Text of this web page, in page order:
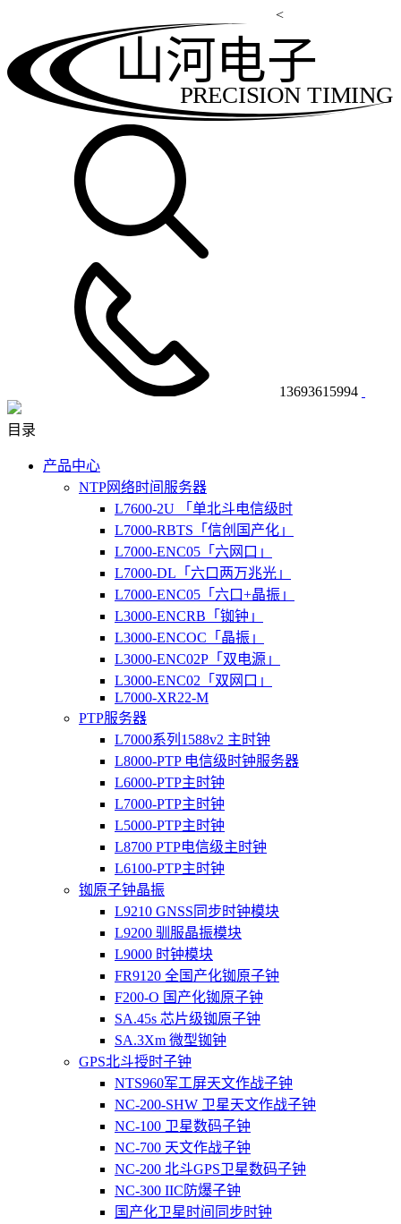
<
PRECISION TIMING
山河电子
13693615994
目录
产品中心
NTP网络时间服务器
L7600-2U 「单北斗电信级时
L7000-RBTS「信创国产化」
L7000-ENC05「六网口」
L7000-DL「六口两万兆光」
L7000-ENC05「六口+晶振」
L3000-ENCRB「铷钟」
L3000-ENCOC「晶振」
L3000-ENC02P「双电源」
L3000-ENC02「双网口」
L7000-XR22-M
PTP服务器
L7000系列1588v2 主时钟
L8000-PTP 电信级时钟服务器
L6000-PTP主时钟
L7000-PTP主时钟
L5000-PTP主时钟
L8700 PTP电信级主时钟
L6100-PTP主时钟
铷原子钟晶振
L9210 GNSS同步时钟模块
L9200 驯服晶振模块
L9000 时钟模块
FR9120 全国产化铷原子钟
F200-O 国产化铷原子钟
SA.45s 芯片级铷原子钟
SA.3Xm 微型铷钟
GPS北斗授时子钟
NTS960军工屏天文作战子钟
NC-200-SHW 卫星天文作战子钟
NC-100 卫星数码子钟
NC-700 天文作战子钟
NC-200 北斗GPS卫星数码子钟
NC-300 IIC防爆子钟
国产化卫星时间同步时钟